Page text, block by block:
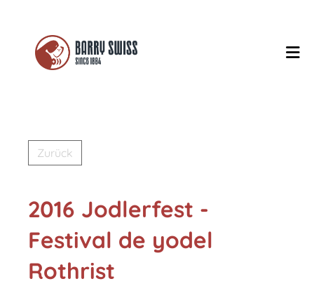
Zurück
2016 Jodlerfest -
Festival de yodel
Rothrist